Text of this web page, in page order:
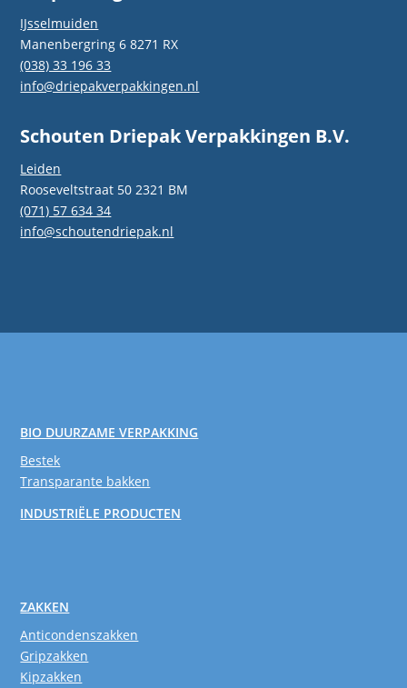
IJsselmuiden
Manenbergring 6 8271 RX
(038) 33 196 33
info@driepakverpakkingen.nl
Schouten Driepak Verpakkingen B.V.
Leiden
Rooseveltstraat 50 2321 BM
(071) 57 634 34
info@schoutendriepak.nl
BIO DUURZAME VERPAKKING
Bestek
Transparante bakken
INDUSTRIËLE PRODUCTEN
ZAKKEN
Anticondenszakken
Gripzakken
Kipzakken